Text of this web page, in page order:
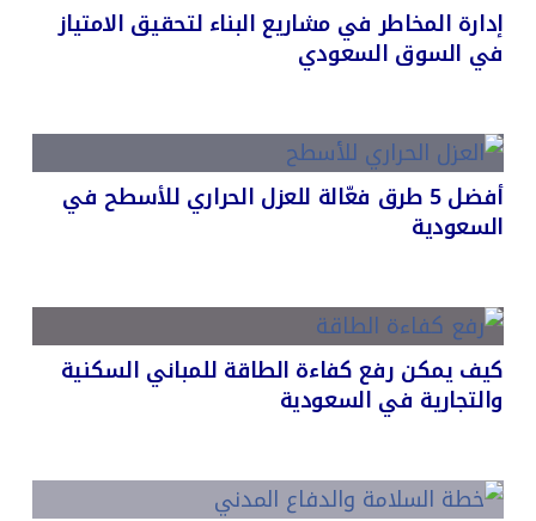
إدارة المخاطر في مشاريع البناء لتحقيق الامتياز
في السوق السعودي
أفضل 5 طرق فعّالة للعزل الحراري للأسطح في
السعودية
كيف يمكن رفع كفاءة الطاقة للمباني السكنية
والتجارية في السعودية